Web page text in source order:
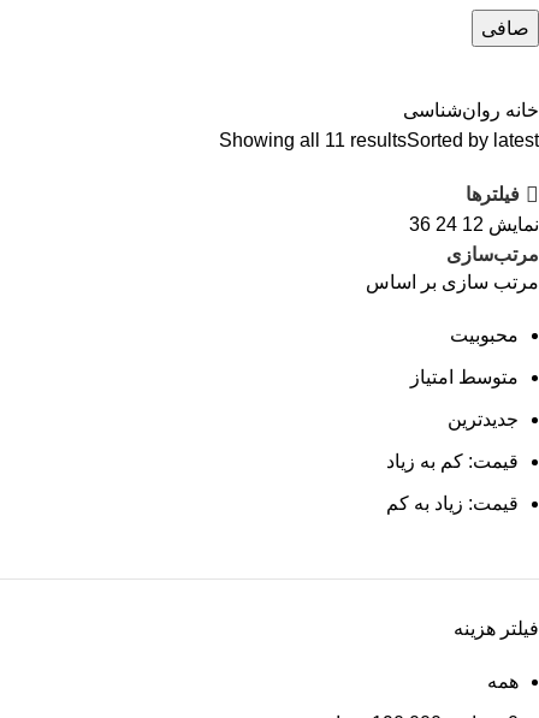
صافی
خانه روان‌شناسی
Showing all 11 resultsSorted by latest
فیلترها
نمایش 12
24
36
مرتب‌سازی
مرتب سازی بر اساس
محبوبیت
متوسط امتیاز
جدیدترین
قیمت: کم به زیاد
قیمت: زیاد به کم
فیلتر هزینه
همه